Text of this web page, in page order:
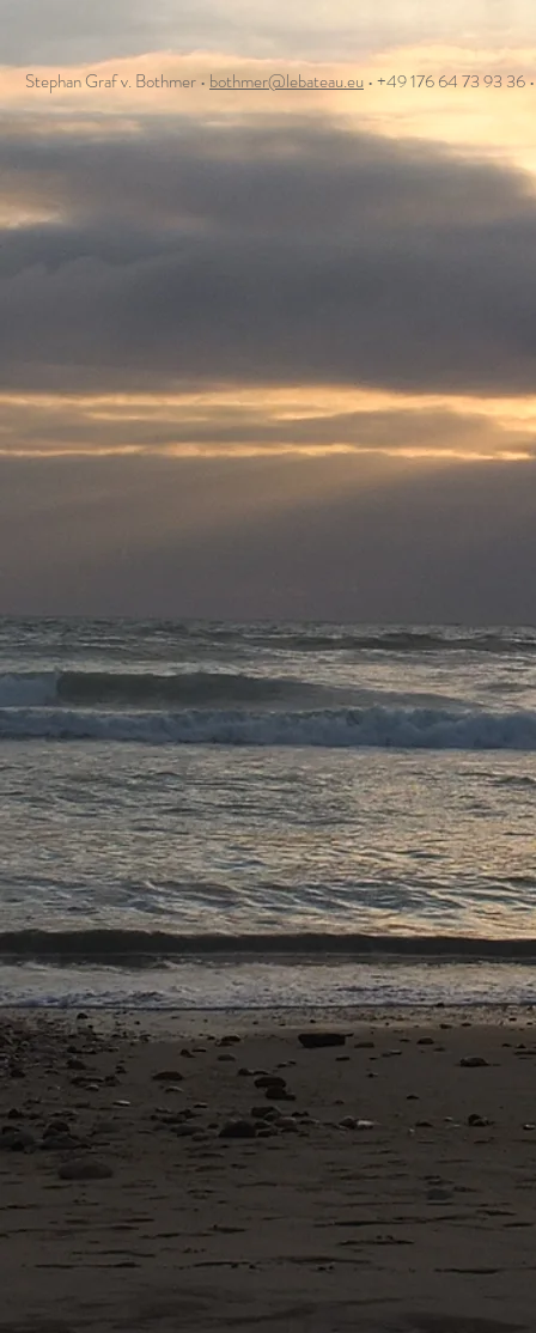
Stephan Graf v. Bothmer • bothmer@lebateau.eu• +49 176 64 73 93